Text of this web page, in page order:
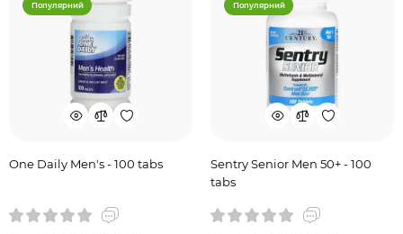
Популярний
One Daily Men's - 100 tabs
Популярний
Sentry Senior Men 50+ - 100
tabs